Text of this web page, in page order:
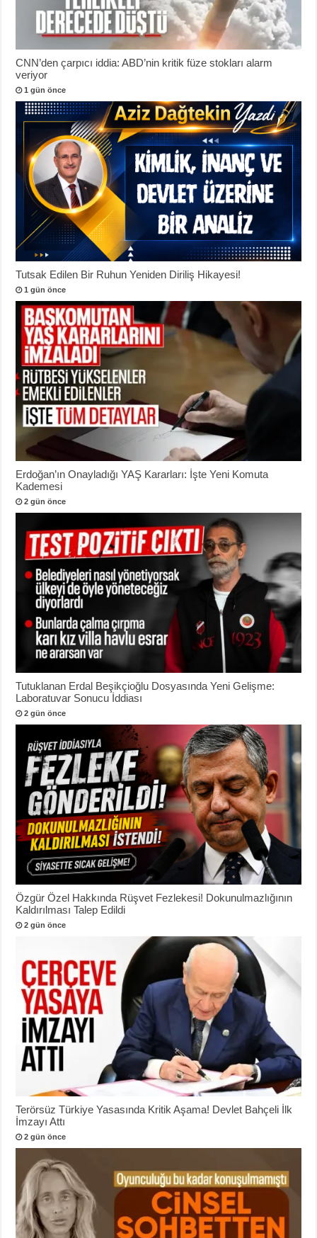
CNN’den çarpıcı iddia: ABD’nin kritik füze stokları alarm
veriyor
1 gün önce
Tutsak Edilen Bir Ruhun Yeniden Diriliş Hikayesi!
1 gün önce
Erdoğan’ın Onayladığı YAŞ Kararları: İşte Yeni Komuta
Kademesi
2 gün önce
Tutuklanan Erdal Beşikçioğlu Dosyasında Yeni Gelişme:
Laboratuvar Sonucu İddiası
2 gün önce
Özgür Özel Hakkında Rüşvet Fezlekesi! Dokunulmazlığının
Kaldırılması Talep Edildi
2 gün önce
Terörsüz Türkiye Yasasında Kritik Aşama! Devlet Bahçeli İlk
İmzayı Attı
2 gün önce